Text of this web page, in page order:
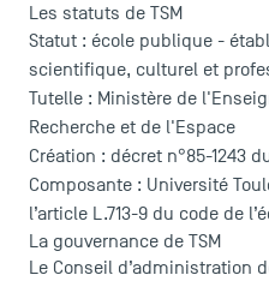
Les statuts de TSM
Statut : école publique -
scientifique, culturel et
Tutelle : Ministère de
Recherche et de l'Espace
Création : décret n°85-1243
Composante : Université
l’article L.713-9 du code de
La gouvernance de TSM
Le Conseil d’administration